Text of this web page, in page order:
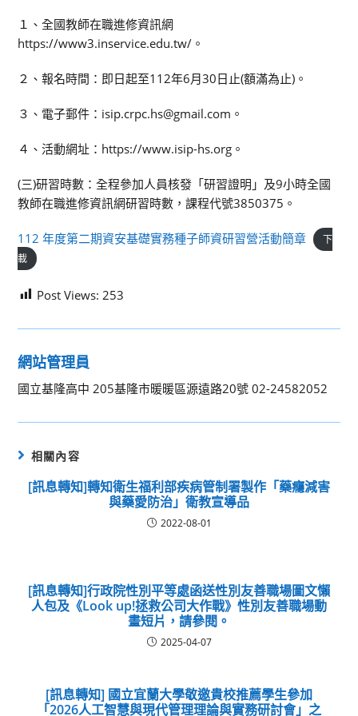
１、全國教師在職進修資訊網
https://www3.inservice.edu.tw/。
２、報名時間：即日起至112年6月30日止(額滿為止)。
３、電子郵件：isip.crpc.hs@gmail.com。
４、活動網址：https://www.isip-hs.org。
(三)研習時數：全程參加人員核發「研習證明」及9小時全國
教師在職進修資訊網研習時數，課程代號3850375。
112 年度第二期資安基礎實務種子師資研習營活動簡章
下
載
Post Views: 253
網站管理員
國立基隆高中 205基隆市暖暖區源遠路20號 02-24582052
相關內容
[訊息轉知]轉知衛生福利部疾病管制署製作「藥癮減害
與藥愛防治」衛教宣導品
2022-08-01
[訊息轉知]行政院性別平等處函送性別友善職場圖文懶
人包及《Look up!拯救公司大作戰》性別友善職場動
畫短片，請參閱。
2025-04-07
[訊息轉知] 國立宜蘭大學敬邀貴校推薦學生參加
「2026人工智慧與現代管理理論與實務研討會」之